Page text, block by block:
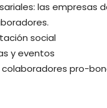
las empresas
social
y eventos
colaboradores pro-